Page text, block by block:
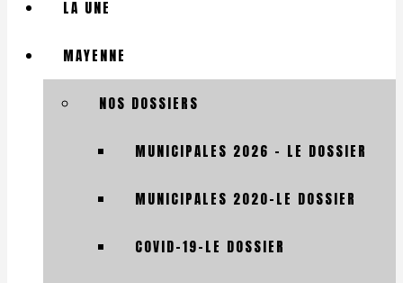
LA UNE
MAYENNE
NOS DOSSIERS
MUNICIPALES 2026 – LE DOSSIER
MUNICIPALES 2020-LE DOSSIER
COVID-19-LE DOSSIER